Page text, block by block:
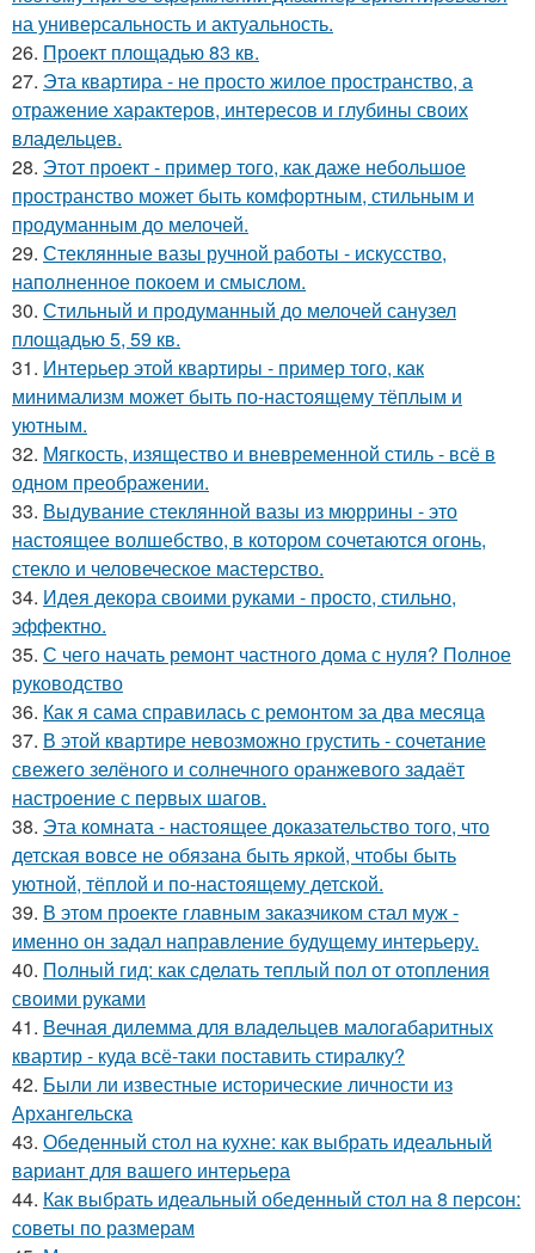
на универсальность и актуальность.
26. Проект площадью 83 кв.
27. Эта квартира - не просто жилое пространство, а
отражение характеров, интересов и глубины своих
владельцев.
28. Этот проект - пример того, как даже небольшое
пространство может быть комфортным, стильным и
продуманным до мелочей.
29. Стеклянные вазы ручной работы - искусство,
наполненное покоем и смыслом.
30. Стильный и продуманный до мелочей санузел
площадью 5, 59 кв.
31. Интерьер этой квартиры - пример того, как
минимализм может быть по-настоящему тёплым и
уютным.
32. Мягкость, изящество и вневременной стиль - всё в
одном преображении.
33. Выдувание стеклянной вазы из мюррины - это
настоящее волшебство, в котором сочетаются огонь,
стекло и человеческое мастерство.
34. Идея декора своими руками - просто, стильно,
эффектно.
35. С чего начать ремонт частного дома с нуля? Полное
руководство
36. Как я сама справилась с ремонтом за два месяца
37. В этой квартире невозможно грустить - сочетание
свежего зелёного и солнечного оранжевого задаёт
настроение с первых шагов.
38. Эта комната - настоящее доказательство того, что
детская вовсе не обязана быть яркой, чтобы быть
уютной, тёплой и по-настоящему детской.
39. В этом проекте главным заказчиком стал муж -
именно он задал направление будущему интерьеру.
40. Полный гид: как сделать теплый пол от отопления
своими руками
41. Вечная дилемма для владельцев малогабаритных
квартир - куда всё-таки поставить стиралку?
42. Были ли известные исторические личности из
Архангельска
43. Обеденный стол на кухне: как выбрать идеальный
вариант для вашего интерьера
44. Как выбрать идеальный обеденный стол на 8 персон:
советы по размерам